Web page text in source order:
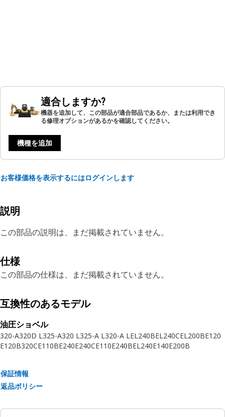
適合しますか?
機器を追加して、この部品が適合部品であるか、または利用でき
る修理オプションがあるかを確認してください。
機種を追加
お客様価格を表示するにはログインします
説明
この部品の説明は、まだ掲載されていません。
仕様
この部品の仕様は、まだ掲載されていません。
互換性のあるモデル
油圧ショベル
320-A320D L325-A320 L325-A L320-A LEL240BEL240CEL200BE120
E120B320CE110BE240E240CE110E240BEL240E140E200B
保証情報
返品ポリシー